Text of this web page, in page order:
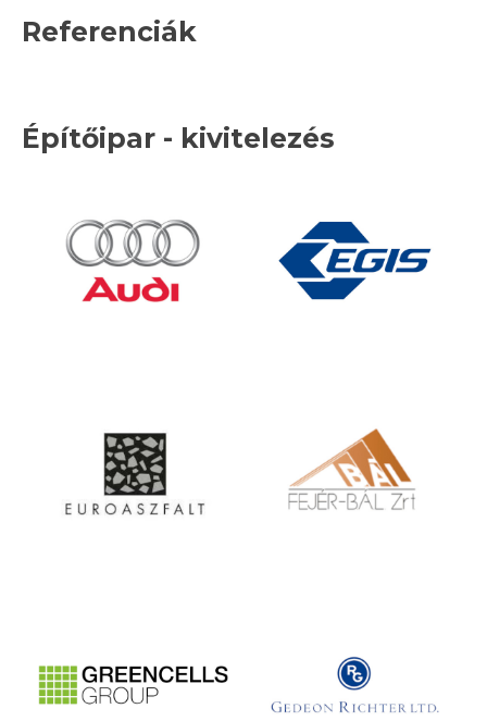
Referenciák
Építőipar - kivitelezés